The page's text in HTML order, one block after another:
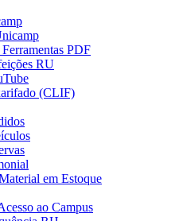
PDF
RU
(CLIF)
em Estoque
ao Campus